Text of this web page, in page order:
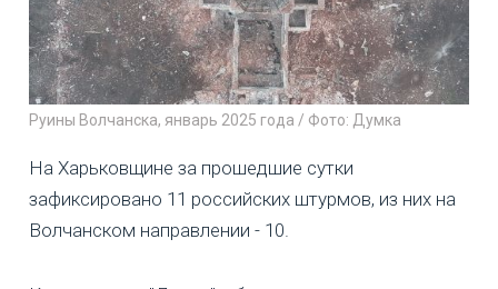
Руины Волчанска, январь 2025 года / Фото: Думка
На Харьковщине за прошедшие сутки
зафиксировано 11 российских штурмов, из них на
Волчанском направлении - 10.